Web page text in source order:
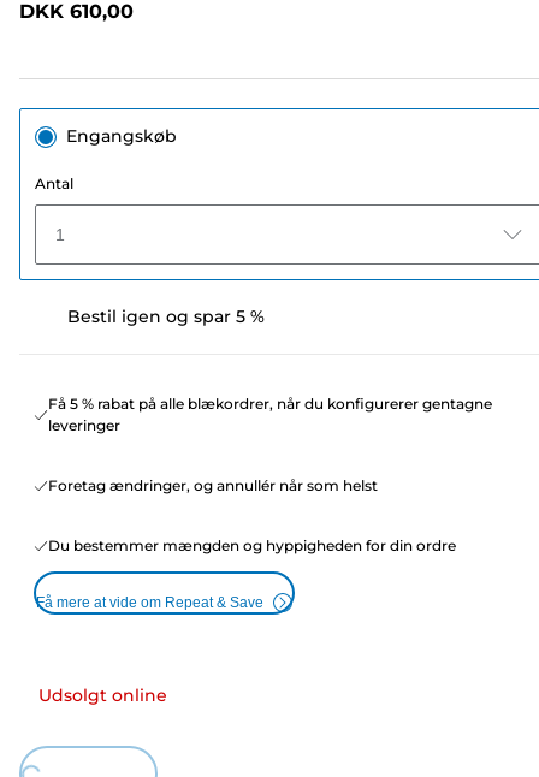
DKK 610,00
Engangskøb
Antal
1
Bestil igen og spar 5 %
Få 5 % rabat på alle blækordrer, når du konfigurerer gentagne
leveringer
Foretag ændringer, og annullér når som helst
Du bestemmer mængden og hyppigheden for din ordre
Få mere at vide om Repeat & Save
Udsolgt online